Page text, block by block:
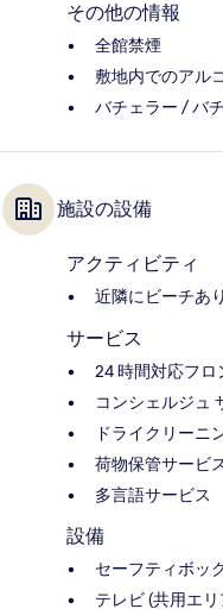
その他の情報
全館禁煙
敷地内でのアル
バチェラー / バ
施設の設備
アクティビティ
近隣にビーチあり
サービス
24 時間対応フロ
コンシェルジュ
ドライクリーニ
荷物保管サービ
多言語サービス
設備
セーフティボッ
テレビ (共用エリ